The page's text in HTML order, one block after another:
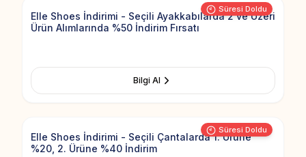
Süresi Doldu
Elle Shoes İndirimi - Seçili Ayakkabılarda 2 ve Üzeri
Ürün Alımlarında %50 İndirim Fırsatı
Bilgi Al
Süresi Doldu
Add to
Elle Shoes İndirimi - Seçili Çantalarda 1. Ürüne
%20, 2. Ürüne %40 İndirim